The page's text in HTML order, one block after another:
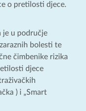
o pretilosti djece.
je u područje
bolesti te
čimbenike rizika
djece
) i „Smart